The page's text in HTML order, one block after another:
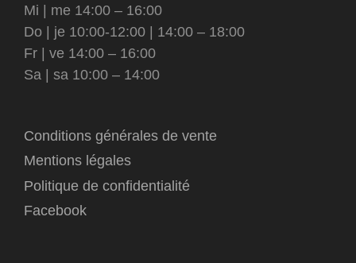
Mi | me 14:00 – 16:00
Do | je 10:00-12:00 | 14:00 – 18:00
Fr | ve 14:00 – 16:00
Sa | sa 10:00 – 14:00
Conditions générales de vente
Mentions légales
Politique de confidentialité
Facebook